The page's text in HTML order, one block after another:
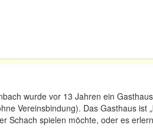
wurde vor 13 Jahren ein
Vereinsbindung). Das Gasthaus ist
Schach spielen möchte, oder es